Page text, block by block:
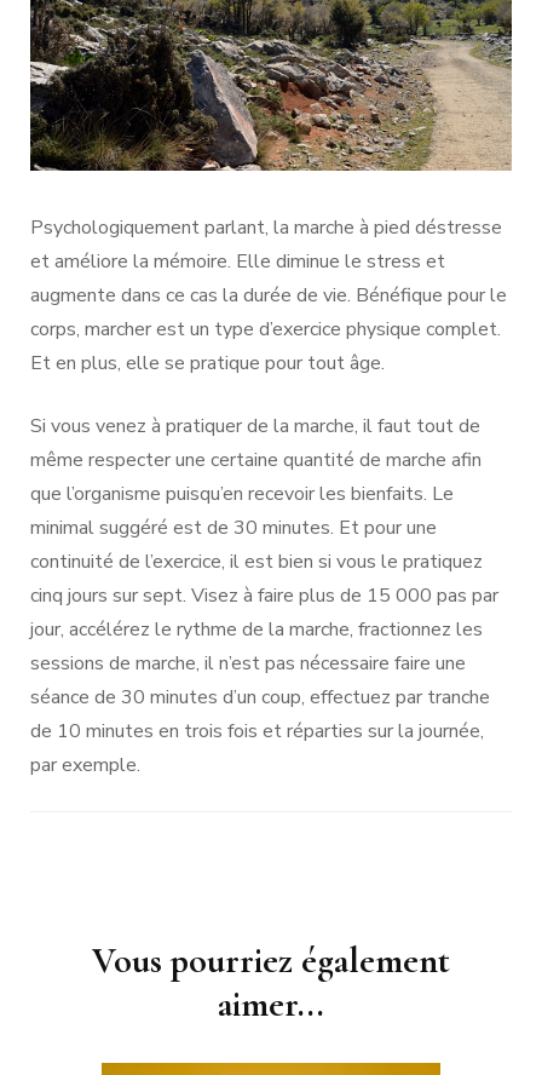
Psychologiquement parlant, la marche à pied déstresse
et améliore la mémoire. Elle diminue le stress et
augmente dans ce cas la durée de vie. Bénéfique pour le
corps, marcher est un type d’exercice physique complet.
Et en plus, elle se pratique pour tout âge.
Si vous venez à pratiquer de la marche, il faut tout de
même respecter une certaine quantité de marche afin
que l’organisme puisqu’en recevoir les bienfaits. Le
minimal suggéré est de 30 minutes. Et pour une
continuité de l’exercice, il est bien si vous le pratiquez
cinq jours sur sept. Visez à faire plus de 15 000 pas par
jour, accélérez le rythme de la marche, fractionnez les
sessions de marche, il n’est pas nécessaire faire une
séance de 30 minutes d’un coup, effectuez par tranche
de 10 minutes en trois fois et réparties sur la journée,
par exemple.
Navigation
Vous pourriez également
aimer...